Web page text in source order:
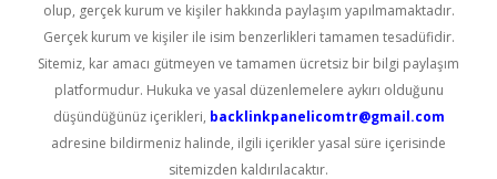
olup, gerçek kurum ve kişiler hakkında paylaşım yapılmamaktadır.
Gerçek kurum ve kişiler ile isim benzerlikleri tamamen tesadüfidir.
Sitemiz, kar amacı gütmeyen ve tamamen ücretsiz bir bilgi paylaşım
platformudur. Hukuka ve yasal düzenlemelere aykırı olduğunu
düşündüğünüz içerikleri, backlinkpanelicomtr@gmail.com
adresine bildirmeniz halinde, ilgili içerikler yasal süre içerisinde
sitemizden kaldırılacaktır.